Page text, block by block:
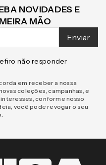
NOVIDADES E
MÃO
Enviar
não responder
em receber a nossa
coleções, campanhas, e
conforme nosso
você pode revogar o seu